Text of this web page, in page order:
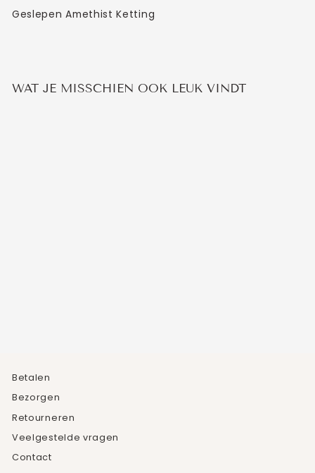
Geslepen Amethist Ketting
WAT JE MISSCHIEN OOK LEUK VINDT
Betalen
Bezorgen
Retourneren
Veelgestelde vragen
Contact